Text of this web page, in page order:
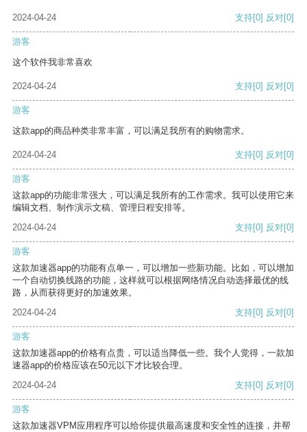
2024-04-24 支持[0] 反对[0]
游客
这个软件我非常喜欢
2024-04-24 支持[0] 反对[0]
游客
这款app的商品种类非常丰富，可以满足我所有的购物需求。
2024-04-24 支持[0] 反对[0]
游客
这款app的功能非常强大，可以满足我所有的工作需求。我可以使用它来
编辑文档、制作演示文稿、管理日程安排等。
2024-04-24
支持[0] 反对[0]
游客
这款加速器app的功能有点单一，可以增加一些新功能。比如，可以增加
一个自动切换线路的功能，这样就可以根据网络情况自动选择最优的线
路，从而获得更好的加速效果。
2024-04-24
支持[0] 反对[0]
游客
这款加速器app的价格有点贵，可以适当降低一些。我个人觉得，一款加
速器app的价格应该在50元以下才比较合理。
2024-04-24
支持[0] 反对[0]
游客
这款加速器VPM应用程序可以给你提供最高速度和安全性的连接，并帮